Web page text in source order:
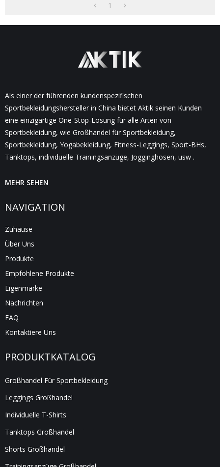
1
Als einer der führenden kundenspezifischen
Sportbekleidungshersteller in China bietet Aktik seinen Kunden
eine einzigartige One-Stop-Lösung für alle Arten von
Sportbekleidung, wie Großhandel für Sportbekleidung,
Sportbekleidung, Yogabekleidung, Fitness-Leggings, Sport-BHs,
Tanktops, individuelle Trainingsanzüge, Jogginghosen, usw .
MEHR SEHEN
NAVIGATION
Zuhause
Über Uns
Produkte
Empfohlene Produkte
Eigenmarke
Nachrichten
FAQ
Kontaktiere Uns
PRODUKTKATALOG
Großhandel Für Sportbekleidung
Leggings Großhandel
Individuelle T-Shirts
Tanktops Großhandel
Shorts Großhandel